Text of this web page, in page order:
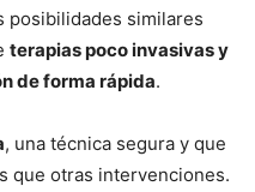
posibilidades similares
terapias poco invasivas y
de forma rápida.
, una técnica segura y que
que otras intervenciones.